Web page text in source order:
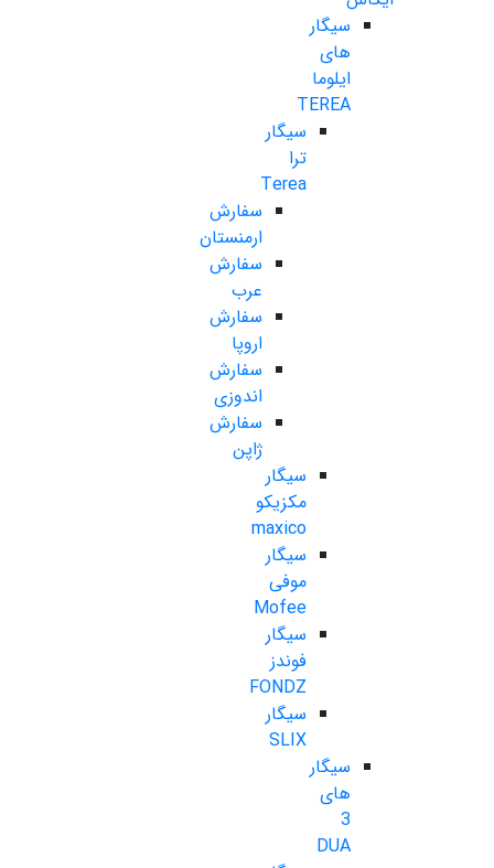
سیگار
های
ایلوما
TEREA
سیگار
ترا
Terea
سفارش
ارمنستان
سفارش
عرب
سفارش
اروپا
سفارش
اندوزی
سفارش
ژاپن
سیگار
مکزیکو
maxico
سیگار
موفی
Mofee
سیگار
فوندز
FONDZ
سیگار
SLIX
سیگار
های
3
DUA